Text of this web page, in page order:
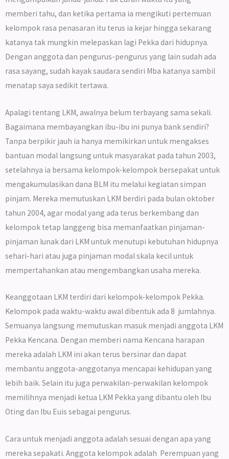
memberi tahu, dan ketika pertama ia mengikuti pertemuan
kelompok rasa penasaran itu terus ia kejar hingga sekarang
katanya tak mungkin melepaskan lagi Pekka dari hidupnya.
Dengan anggota dan pengurus-pengurus yang lain sudah ada
rasa sayang, sudah kayak saudara sendiri Mba katanya sambil
menatap saya sedikit tertawa.
Apalagi tentang LKM, awalnya belum terbayang sama sekali.
Bagaimana membayangkan ibu-ibu ini punya bank sendiri?
Tanpa berpikir jauh ia hanya memikirkan untuk mengakses
bantuan modal langsung untuk masyarakat pada tahun 2003,
setelahnya ia bersama kelompok-kelompok bersepakat untuk
mengakumulasikan dana BLM itu melalui kegiatan simpan
pinjam. Mereka memutuskan LKM berdiri pada bulan oktober
tahun 2004, agar modal yang ada terus berkembang dan
kelompok tetap langgeng bisa memanfaatkan pinjaman-
pinjaman lunak dari LKM untuk menutupi kebutuhan hidupnya
sehari-hari atau juga pinjaman modal skala kecil untuk
mempertahankan atau mengembangkan usaha mereka.
Keanggotaan LKM terdiri dari kelompok-kelompok Pekka.
Kelompok pada waktu-waktu awal dibentuk ada 8 jumlahnya.
Semuanya langsung memutuskan masuk menjadi anggota LKM
Pekka Kencana. Dengan memberi nama Kencana harapan
mereka adalah LKM ini akan terus bersinar dan dapat
membantu anggota-anggotanya mencapai kehidupan yang
lebih baik. Selain itu juga perwakilan-perwakilan kelompok
memilihnya menjadi ketua LKM Pekka yang dibantu oleh Ibu
Oting dan Ibu Euis sebagai pengurus.
Cara untuk menjadi anggota adalah sesuai dengan apa yang
mereka sepakati. Anggota kelompok adalah Perempuan yang